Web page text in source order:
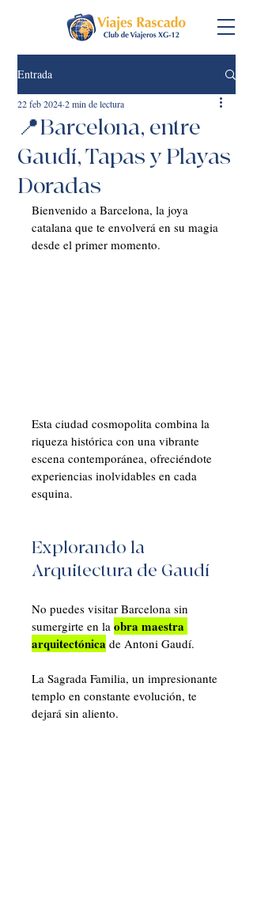
Entrada
📍Barcelona, entre
Gaudí, Tapas y Playas
Doradas
22 feb 20242 min de lectura
Bienvenido a Barcelona, la joya
catalana que te envolverá en su magia
desde el primer momento.
Esta ciudad cosmopolita combina la
riqueza histórica con una vibrante
escena contemporánea, ofreciéndote
experiencias inolvidables en cada
esquina.
Explorando la
Arquitectura de Gaudí
No puedes visitar Barcelona sin
sumergirte en la obra maestra
arquitectónica de Antoni Gaudí.
La Sagrada Familia, un impresionante
templo en constante evolución, te
dejará sin aliento.